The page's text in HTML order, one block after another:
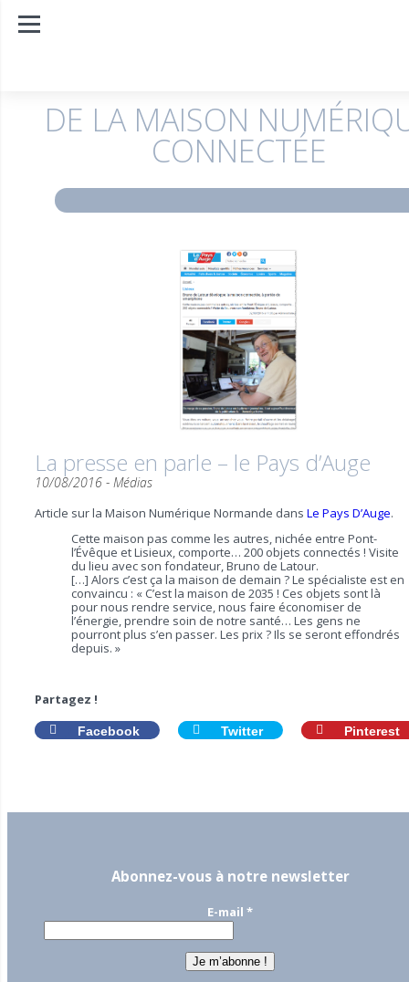
DE LA MAISON
CONNECTÉE
La presse en parle – le Pays d’Auge
10/08/2016 - Médias
Article sur la Maison Numérique Normande dans Le Pays D’Auge.
Cette maison pas comme les autres, nichée entre Pont-
l’Évêque et Lisieux, comporte… 200 objets connectés ! Visite
du lieu avec son fondateur, Bruno de Latour.
[…] Alors c’est ça la maison de demain ? Le spécialiste est en
convaincu : « C’est la maison de 2035 ! Ces objets sont là
pour nous rendre service, nous faire économiser de
l’énergie, prendre soin de notre santé… Les gens ne
pourront plus s’en passer. Les prix ? Ils se seront effondrés
depuis. »
Partagez !
Facebook Twitter Pinterest
Abonnez-vous à notre newsletter
E-mail *